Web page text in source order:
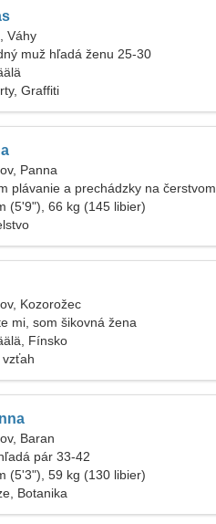
Váhy
muž hľadá ženu 25-30
Graffiti
Panna
plávanie a prechádzky na čerstvom
(5'9"), 66 kg (145 libier)
Kozorožec
mi, som šikovná žena
Fínsko
vzťah
Baran
pár 33-42
(5'3"), 59 kg (130 libier)
Botanika